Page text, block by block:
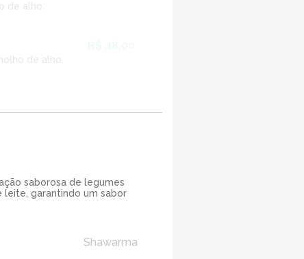
alho.
de alho.
saborosa de legumes
leite, garantindo um sabor
Shawarma